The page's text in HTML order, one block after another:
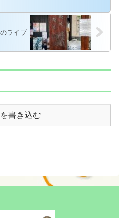
ライブ
書き込む